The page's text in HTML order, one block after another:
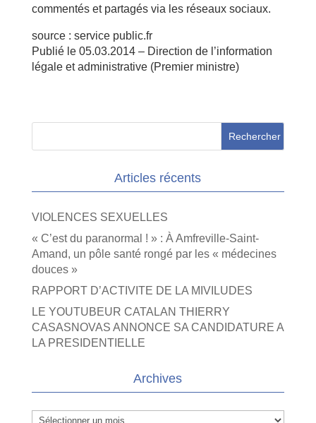
commentés et partagés via les réseaux sociaux.
source : service public.fr
Publié le 05.03.2014 – Direction de l’information
légale et administrative (Premier ministre)
Articles récents
VIOLENCES SEXUELLES
« C’est du paranormal ! » : À Amfreville-Saint-
Amand, un pôle santé rongé par les « médecines
douces »
RAPPORT D’ACTIVITE DE LA MIVILUDES
LE YOUTUBEUR CATALAN THIERRY
CASASNOVAS ANNONCE SA CANDIDATURE A
LA PRESIDENTIELLE
Archives
Archives